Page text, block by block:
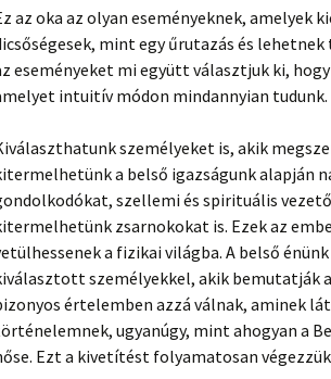
az oka az olyan eseményeknek, amelyek
mint egy űrutazás és
eseményeket mi együtt választjuk ki,
intuitív módon mindannyian tudunk.
személyeket is, akik
a belső igazságunk alapján
szellemi és spirituális
zsarnokokat is. Ezek az
a fizikai világba. A belső
személyekkel, akik bemutatják
értelemben azzá válnak, aminek
ugyanúgy, mint ahogyan a
Ezt a kivetítést folyamatosan